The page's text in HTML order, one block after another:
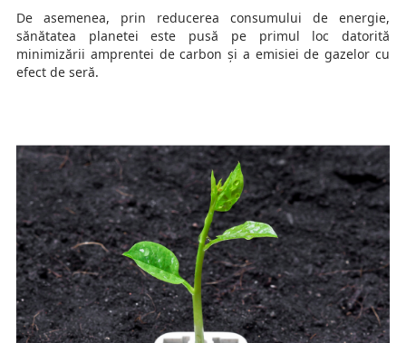
De asemenea, prin reducerea consumului de energie,
sănătatea planetei este pusă pe primul loc datorită
minimizării amprentei de carbon și a emisiei de gazelor cu
efect de seră.